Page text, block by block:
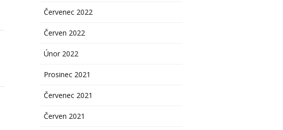
Červenec 2022
Červen 2022
Únor 2022
Prosinec 2021
Červenec 2021
Červen 2021